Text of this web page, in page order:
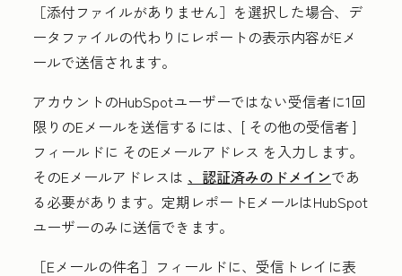
［添付ファイルがありません］ を選択した場合、デ
ータファイルの代わりにレポートの表示内容がEメ
ールで送信されます。
アカウントのHubSpotユーザーではない受信者に1回
限りのEメールを送信するには、[ その他の受信者]
フィールドに そのEメールアドレス を入力します。
そのEメールアドレスは 、認証済みのドメインであ
る必要があります。定期レポートEメールはHubSpot
ユーザーのみに送信できます。
［Eメールの件名］フィールドに、受信トレイに表